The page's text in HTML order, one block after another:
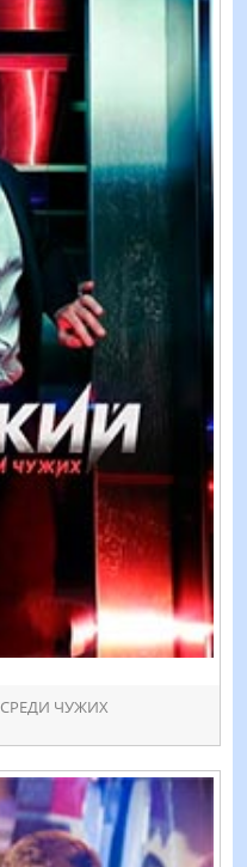
ЧУЖИХ